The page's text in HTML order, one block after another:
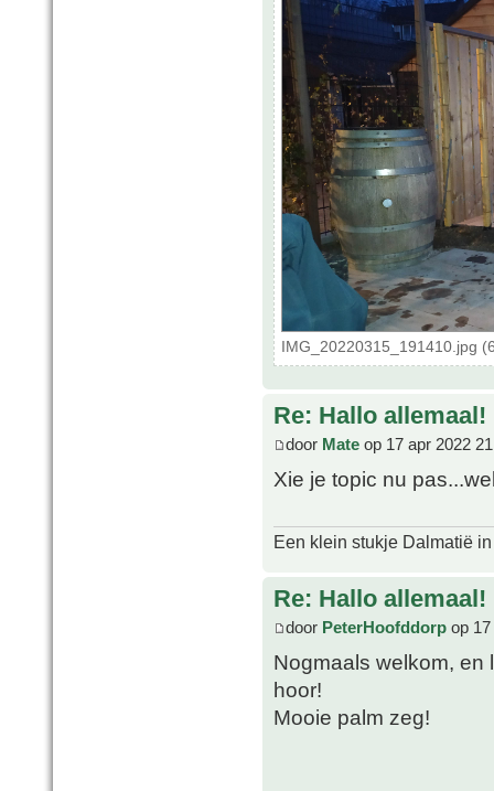
IMG_20220315_191410.jpg
Re: Hallo allemaal!
door Mate op 17 apr 2022
Xie je topic nu
Een klein stukje Dalmatië
Re: Hallo allemaal!
door PeterHoofddorp op
Nogmaals welkom, en
hoor!
Mooie palm zeg!